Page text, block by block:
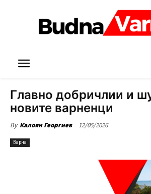
Главно добричлии и
новите варненци
By Калоян Георгиев 12/05/2026
Варна